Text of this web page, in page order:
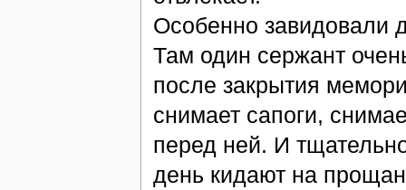
Особенно завидовали
Там один сержант
после закрытия
снимает сапоги,
перед ней. И
день кидают на